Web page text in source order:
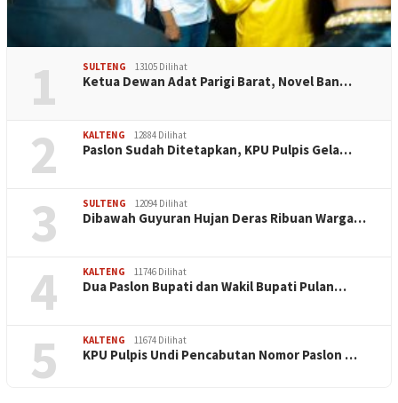
1 SULTENG 13105 Dilihat
Ketua Dewan Adat Parigi Barat, Novel Ban…
2 KALTENG 12884 Dilihat
Paslon Sudah Ditetapkan, KPU Pulpis Gela…
3 SULTENG 12094 Dilihat
Dibawah Guyuran Hujan Deras Ribuan Warga…
4 KALTENG 11746 Dilihat
Dua Paslon Bupati dan Wakil Bupati Pulan…
5 KALTENG 11674 Dilihat
KPU Pulpis Undi Pencabutan Nomor Paslon …